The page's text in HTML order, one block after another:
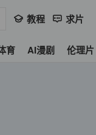
教程 求片
育 AI漫剧 伦理片